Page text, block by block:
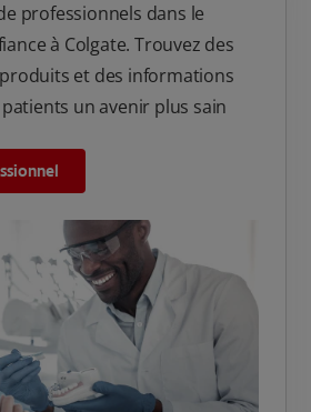
professionnels dans le
à Colgate. Trouvez des
et des informations
un avenir plus sain